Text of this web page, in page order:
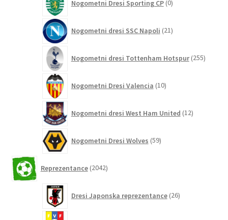
Nogometni Dresi Sporting CP 0izdelkov
Nogometni dresi SSC Napoli 21izdelkov
Nogometni dresi Tottenham Hotspur 255
Nogometni Dresi Valencia 10izdelkov
Nogometni dresi West Ham United 12izdelkov
Nogometni Dresi Wolves 59izdelkov
Reprezentance 2042izdelkov
Dresi Japonska reprezentance 26izdelkov